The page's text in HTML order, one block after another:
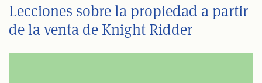
Lecciones sobre la propiedad a partir
de la venta de Knight Ridder